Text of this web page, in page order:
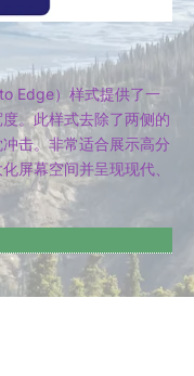
Edge）样式提供了一
。此样式去除了两侧的
击。非常适合展示高分
屏幕空间并呈现现代、